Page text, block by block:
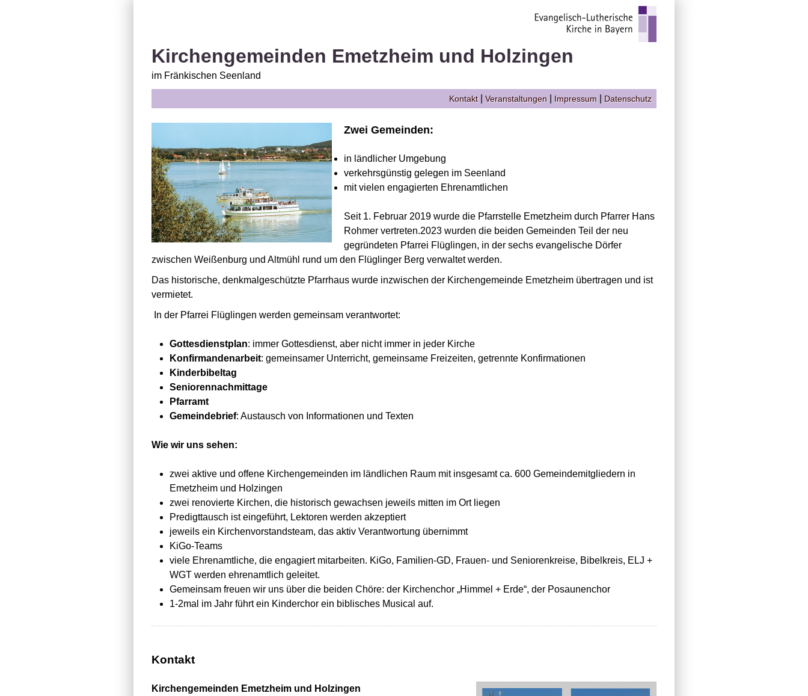
Kirchengemeinden Emetzheim und Holzingen
im Fränkischen Seenland
Kontakt| Veranstaltungen Impressum Datenschutz
Zwei Gemeinden:
in ländlicher Umgebung
verkehrsgünstig gelegen im Seenland
mit vielen engagierten Ehrenamtlichen
Seit 1. Februar 2019 wurde die Pfarrstelle Emetzheim durch Pfarrer Hans
Rohmer vertreten.2023 wurden die beiden Gemeinden Teil der neu
gegründeten Pfarrei Flüglingen, in der sechs evangelische Dörfer
zwischen Weißenburg und Altmühl rund um den Flüglinger Berg verwaltet werden.
Das historische, denkmalgeschützte Pfarrhaus wurde inzwischen der Kirchengemeinde Emetzheim übertragen und ist
vermietet.
In der Pfarrei Flüglingen werden gemeinsam verantwortet:
Gottesdienstplan: immer Gottesdienst, aber nicht immer in jeder Kirche
Konfirmandenarbeit: gemeinsamer Unterricht, gemeinsame Freizeiten, getrennte Konfirmationen
Kinderbibeltag
Seniorennachmittage
Pfarramt
Gemeindebrief: Austausch von Informationen und Texten
Wie wir uns sehen:
zwei aktive und offene Kirchengemeinden im ländlichen Raum mit insgesamt ca. 600 Gemeindemitgliedern in
Emetzheim und Holzingen
zwei renovierte Kirchen, die historisch gewachsen jeweils mitten im Ort liegen
Predigttausch ist eingeführt, Lektoren werden akzeptiert
jeweils ein Kirchenvorstandsteam, das aktiv Verantwortung übernimmt
KiGo-Teams
viele Ehrenamtliche, die engagiert mitarbeiten. KiGo, Familien-GD, Frauen- und Seniorenkreise, Bibelkreis, ELJ +
WGT werden ehrenamtlich geleitet.
Gemeinsam freuen wir uns über die beiden Chöre: der Kirchenchor „Himmel + Erde“, der Posaunenchor
1-2mal im Jahr führt ein Kinderchor ein biblisches Musical auf.
Kontakt
Kirchengemeinden Emetzheim und Holzingen